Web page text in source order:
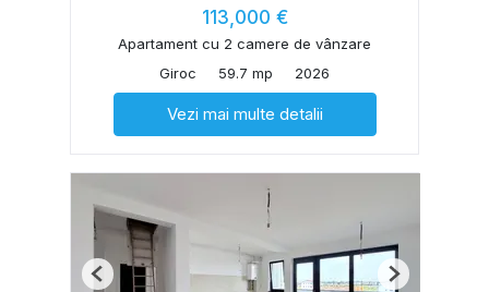
113,000 €
Apartament cu 2 camere de vânzare
Giroc
59.7 mp 2026
Vezi mai multe detalii
Previous Next